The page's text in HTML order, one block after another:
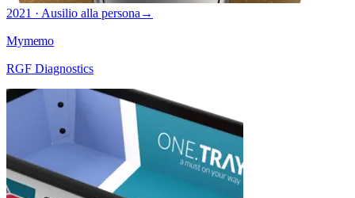
2021 · Ausilio alla persona →
Mymemo
RGF Diagnostics